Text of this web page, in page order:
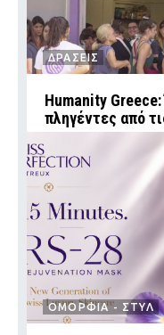
ΔΡΑΣΕΙΣ
Humanity
πληγέντες από
ΟΜΟΡΦΙΑ - ΣΤΥΛ